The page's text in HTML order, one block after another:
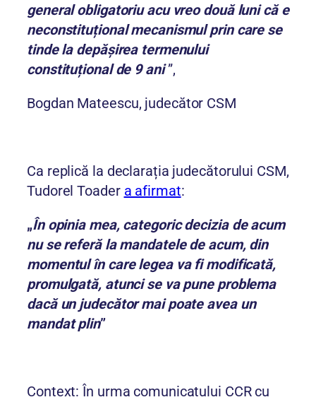
general obligatoriu acu vreo două luni că e
neconstituțional mecanismul prin care se
tinde la depășirea termenului
constituțional de 9 ani”,
Bogdan Mateescu, judecător CSM
Ca replică la declarația judecătorului CSM,
Tudorel Toader a afirmat:
„În opinia mea, categoric decizia de acum
nu se referă la mandatele de acum, din
momentul în care legea va fi modificată,
promulgată, atunci se va pune problema
dacă un judecător mai poate avea un
mandat plin”
Context: În urma comunicatului CCR cu